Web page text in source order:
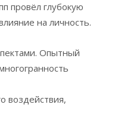
провёл глубокую
на личность.
Опытный
воздействия,